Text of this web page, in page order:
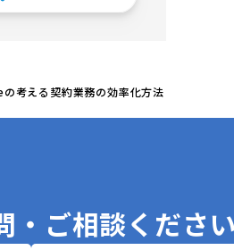
考える契約業務の効率化方法
・ご相談ください